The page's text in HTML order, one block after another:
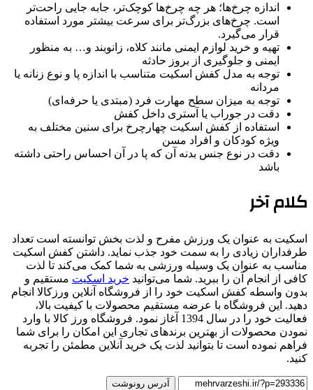
اندازه چرخ‌ها؛ هر چه چرخ‌ها کوچک‌تر، جابه جایی راحت‌تر
است. چرخ‌های بزرگ‌تر برای سرعت بیشتر مورد استفاده
قرار می‌گیرد.
تهیه و خرید لوازم ایمنی مانند کلاه، زانوبند و… به منظور
ایمنی و جلوگیری از بروز حادثه
توجه به مدل کفش اسکیت متناسب با اندازه پا و نوع زنانه یا
مردانه
توجه به میزان سطح مهارت فرد (مبتدی یا حرفه‌ای)
دقت در جوراب یا آستری داخل کفش
استفاده از کفش اسکیت چهارچرخ برای سنین مختلف به
ویژه کودکان و افراد مسن
دقت در نوع جنس بدنه آن که پا در آن احساس راحتی داشته
باشد
کلام آخر
اسکیت به عنوان یک ورزش مفرح و لذت بخش توانسته است تعداد
طرفداران زیادی را به سمت خود جذب نماید. داشتن کفش اسکیت
مناسب به عنوان یک وسیله ورزشی به شما کمک می‌کند تا لذت
کافی از انجام آن را ببرید. شما می‌توانید خرید اسکیت مستقیم و
بدون واسطه کفش اسکیت خود را از فروشگاه آنلاین ورزکالا انجام
دهید. این فروشگاه با عرضه مستقیم محصولات با کیفیت بالا،
فعالیت خود را در سال 1394 آغاز نمود. فروشگاه ورز کالا با وارد
نمودن محصولات از بهترین برند‌های تجاری این امکان را برای شما
فراهم نموده است تا بتوانید لذت یک خرید آنلاین مطمئن را تجربه
کنید.
آدرس رونوشت